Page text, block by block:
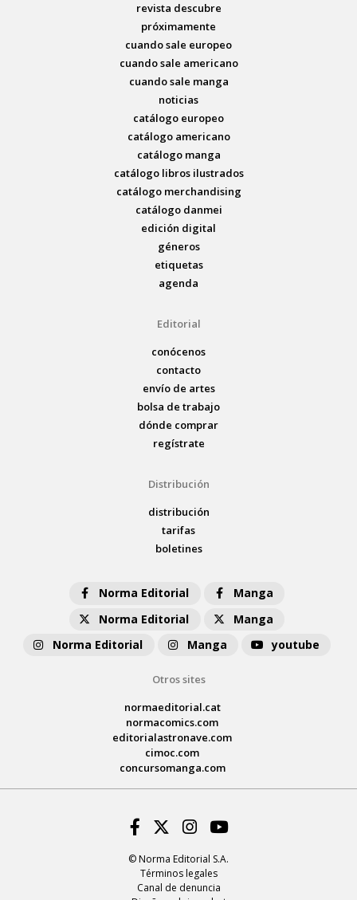
revista descubre
próximamente
cuando sale europeo
cuando sale americano
cuando sale manga
noticias
catálogo europeo
catálogo americano
catálogo manga
catálogo libros ilustrados
catálogo merchandising
catálogo danmei
edición digital
géneros
etiquetas
agenda
Editorial
conócenos
contacto
envío de artes
bolsa de trabajo
dónde comprar
regístrate
Distribución
distribución
tarifas
boletines
Norma Editorial
Manga
Norma Editorial
Manga
Norma Editorial
Manga youtube
Otros sites
normaeditorial.cat
normacomics.com
editorialastronave.com
cimoc.com
concursomanga.com
© Norma Editorial S.A.
Términos legales
Canal de denuncia
Facebook
Twitter
Instagram
Youtube